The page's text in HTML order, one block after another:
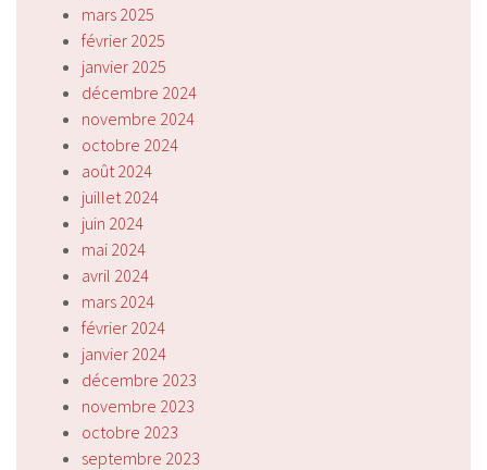
mars 2025
février 2025
janvier 2025
décembre 2024
novembre 2024
octobre 2024
août 2024
juillet 2024
juin 2024
mai 2024
avril 2024
mars 2024
février 2024
janvier 2024
décembre 2023
novembre 2023
octobre 2023
septembre 2023